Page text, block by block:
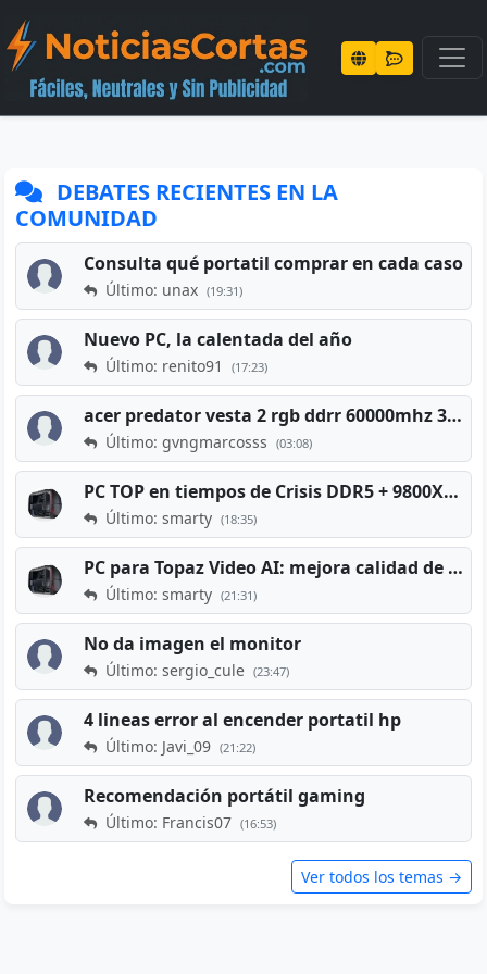
DEBATES RECIENTES EN LA
COMUNIDAD
Consulta qué portatil comprar en cada caso
Último: unax (19:31)
Nuevo PC, la calentada del año
Último: renito91 (17:23)
acer predator vesta 2 rgb ddrr 60000mhz 32gb x2 16gb
Último: gvngmarcosss (03:08)
PC TOP en tiempos de Crisis DDR5 + 9800X3D + RTX 5080 [2026][2400€]
Último: smarty (18:35)
PC para Topaz Video AI: mejora calidad de vídeos viejos
Último: smarty (21:31)
No da imagen el monitor
Último: sergio_cule (23:47)
4 lineas error al encender portatil hp
Último: Javi_09 (21:22)
Recomendación portátil gaming
Último: Francis07 (16:53)
Ver todos los temas →